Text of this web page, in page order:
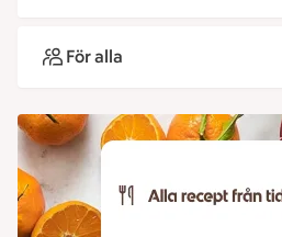
För alla